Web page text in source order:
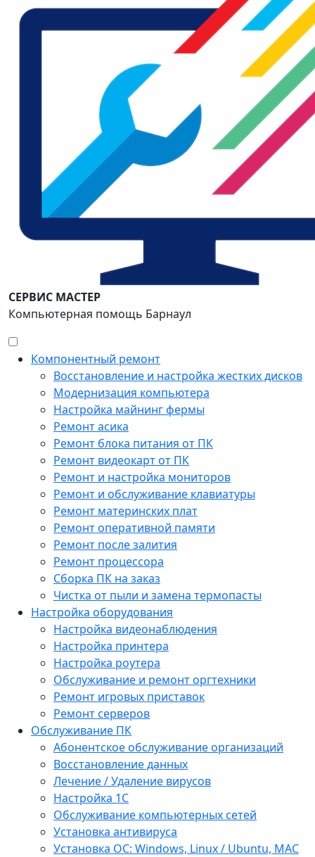
СЕРВИС МАСТЕР
Компьютерная помощь Барнаул
Компонентный ремонт
Восстановление и настройка жестких дисков
Модернизация компьютера
Настройка майнинг фермы
Ремонт асика
Ремонт блока питания от ПК
Ремонт видеокарт от ПК
Ремонт и настройка мониторов
Ремонт и обслуживание клавиатуры
Ремонт материнских плат
Ремонт оперативной памяти
Ремонт после залития
Ремонт процессора
Сборка ПК на заказ
Чистка от пыли и замена термопасты
Настройка оборудования
Настройка видеонаблюдения
Настройка принтера
Настройка роутера
Обслуживание и ремонт оргтехники
Ремонт игровых приставок
Ремонт серверов
Обслуживание ПК
Абонентское обслуживание организаций
Восстановление данных
Лечение / Удаление вирусов
Настройка 1С
Обслуживание компьютерных сетей
Установка антивируса
Установка ОС: Windows, Linux / Ubuntu, МАС